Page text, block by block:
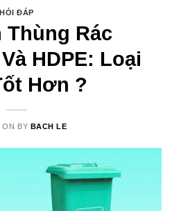
HỎI ĐÁP
Thùng Rác
HDPE: Loại
Hơn ?
ON BY BACH LE